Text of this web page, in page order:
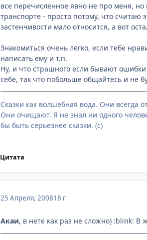
все перечисленное явно не про меня, но
транспорте - просто потому, что считаю
застенчивости мало относится, а вот
Знакомиться очень легко, если тебе
написать ему и т.п.
Ну, и что страшного если бывают
себе, так что побольше общайтесь и не
Сказки как волшебная вода. Они всегда
Они очищают. Я не знал ни одного
бы быть серьезнее сказки. (с)
Цитата
25 Апреля, 200818 г
Акаи, в нете как раз не сложно) :blink: В